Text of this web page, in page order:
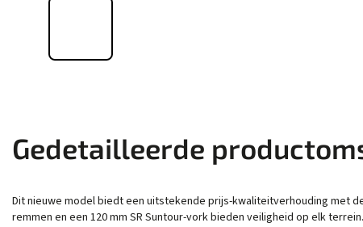
Gedetailleerde
Dit nieuwe model biedt een uitstekende prijs-kwaliteitverhouding met
remmen en een 120 mm SR Suntour-vork bieden veiligheid op elk